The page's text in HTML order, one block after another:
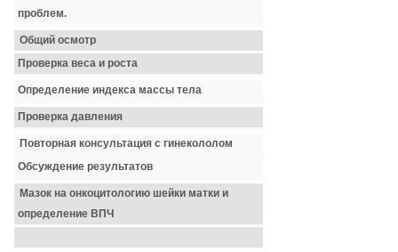
проблем.
Общий осмотр
Проверка веса и роста
Определение индекса массы тела
Проверка давления
Повторная консультация с гинекололом
Обсуждение результатов
Мазок на онкоцитологию шейки матки и
определение ВПЧ